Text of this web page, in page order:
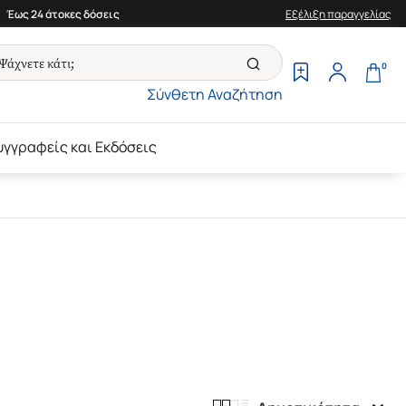
Έως 24 άτοκες δόσεις Εξέλιξη παραγγελίας
Σύνθετη Αναζήτηση
0
και Εκδόσεις